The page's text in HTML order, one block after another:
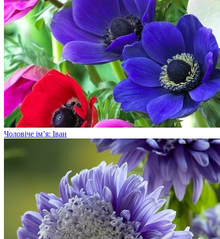
Чоловіче ім’я: Іван